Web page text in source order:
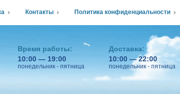
Время работы:
10:00 — 19:00
понедельник - пятница
Доставка:
10:00 — 22:00
понедельник - пятница
Контакты Политика конфиденциальности